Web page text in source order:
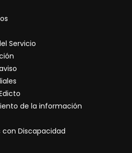
N
A
S
Servicio
de la información
con Discapacidad